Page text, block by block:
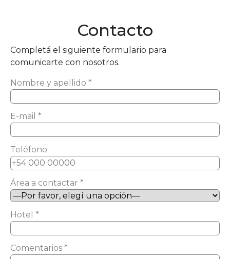
Contacto
Completá el siguiente formulario para
comunicarte con nosotros.
Nombre y apellido *
E-mail *
Teléfono
Área a contactar *
Hotel *
Comentarios *